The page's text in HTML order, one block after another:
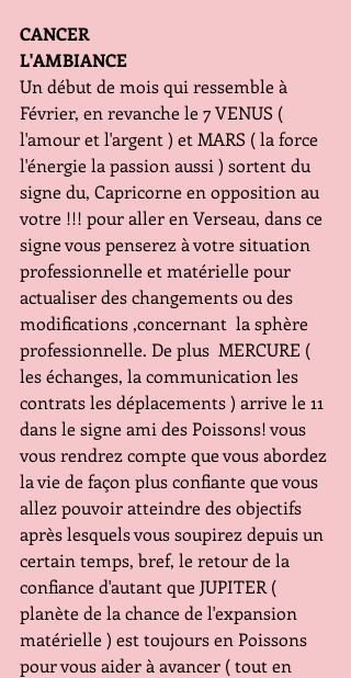
CANCER
L'AMBIANCE
Un début de mois qui ressemble à
Février, en revanche le 7 VENUS (
l'amour et l'argent ) et MARS ( la force
l'énergie la passion aussi ) sortent du
signe du, Capricorne en opposition au
votre !!! pour aller en Verseau, dans ce
signe vous penserez à votre situation
professionnelle et matérielle pour
actualiser des changements ou des
modifications ,concernant  la sphère
professionnelle. De plus  MERCURE (
les échanges, la communication les
contrats les déplacements ) arrive le 11
dans le signe ami des Poissons! vous
vous rendrez compte que vous abordez
la vie de façon plus confiante que vous
allez pouvoir atteindre des objectifs
après lesquels vous soupirez depuis un
certain temps, bref, le retour de la
confiance d'autant que JUPITER (
planète de la chance de l'expansion
matérielle ) est toujours en Poissons
pour vous aider à avancer ( tout en